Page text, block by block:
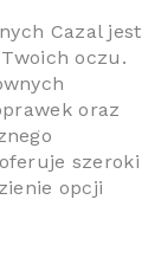
Cazal jest
oczu.
oraz
szeroki
opcji